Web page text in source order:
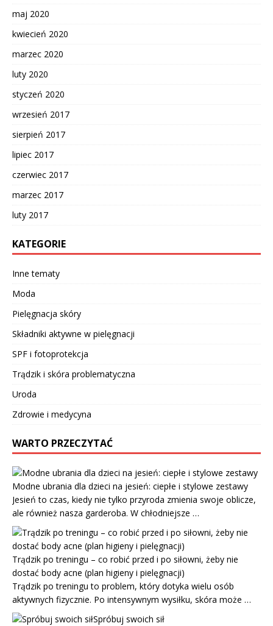
maj 2020
kwiecień 2020
marzec 2020
luty 2020
styczeń 2020
wrzesień 2017
sierpień 2017
lipiec 2017
czerwiec 2017
marzec 2017
luty 2017
KATEGORIE
Inne tematy
Moda
Pielęgnacja skóry
Składniki aktywne w pielęgnacji
SPF i fotoprotekcja
Trądzik i skóra problematyczna
Uroda
Zdrowie i medycyna
WARTO PRZECZYTAĆ
Modne ubrania dla dzieci na jesień: ciepłe i stylowe zestawy
Jesień to czas, kiedy nie tylko przyroda zmienia swoje oblicze,
ale również nasza garderoba. W chłodniejsze …
Trądzik po treningu – co robić przed i po siłowni, żeby nie
dostać body acne (plan higieny i pielęgnacji)
Trądzik po treningu to problem, który dotyka wielu osób
aktywnych fizycznie. Po intensywnym wysiłku, skóra może …
Spróbuj swoich sił